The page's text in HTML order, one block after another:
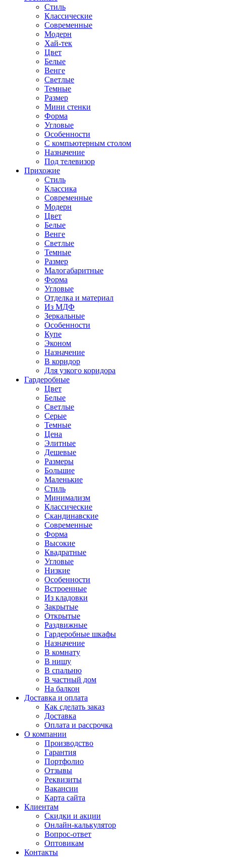
Стиль
Классические
Современные
Модерн
Хай-тек
Цвет
Белые
Венге
Светлые
Темные
Размер
Мини стенки
Форма
Угловые
Особенности
С компьютерным столом
Назначение
Под телевизор
Прихожие
Стиль
Классика
Современные
Модерн
Цвет
Белые
Венге
Светлые
Темные
Размер
Малогабаритные
Форма
Угловые
Отделка и материал
Из МДФ
Зеркальные
Особенности
Купе
Эконом
Назначение
В коридор
Для узкого коридора
Гардеробные
Цвет
Белые
Светлые
Серые
Темные
Цена
Элитные
Дешевые
Размеры
Большие
Маленькие
Стиль
Минимализм
Классические
Скандинавские
Современные
Форма
Высокие
Квадратные
Угловые
Низкие
Особенности
Встроенные
Из кладовки
Закрытые
Открытые
Раздвижные
Гардеробные шкафы
Назначение
В комнату
В нишу
В спальню
В частный дом
На балкон
Доставка и оплата
Как сделать заказ
Доставка
Оплата и рассрочка
О компании
Производство
Гарантия
Портфолио
Отзывы
Реквизиты
Вакансии
Карта сайта
Клиентам
Скидки и акции
Онлайн-калькулятор
Вопрос-ответ
Оптовикам
Контакты